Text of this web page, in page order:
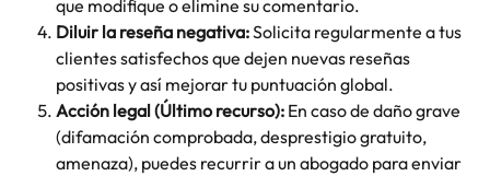
que modifique o elimine su comentario.
Diluir la reseña negativa: Solicita regularmente a tus
clientes satisfechos que dejen nuevas reseñas
positivas y así mejorar tu puntuación global.
Acción legal (Último recurso): En caso de daño grave
(difamación comprobada, desprestigio gratuito,
amenaza), puedes recurrir a un abogado para enviar